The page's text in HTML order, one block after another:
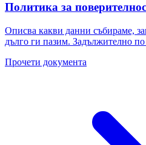
Политика за
Описва какви данни събираме,
дълго ги пазим. Задължително
Прочети документа